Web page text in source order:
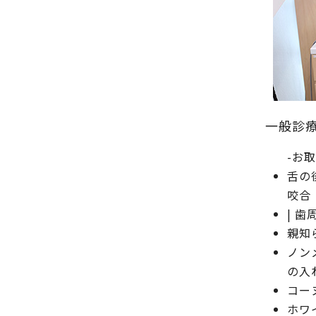
一般診
-お
舌の
咬合
| 歯
親知
ノ
の入
コー
ホ